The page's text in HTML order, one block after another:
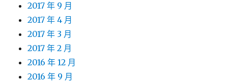
2017 年 9 月
2017 年 4 月
2017 年 3 月
2017 年 2 月
2016 年 12 月
2016 年 9 月